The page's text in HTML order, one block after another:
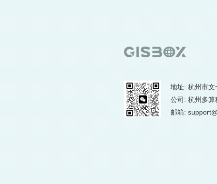
地址: 杭州市
公司: 杭州多
邮箱: